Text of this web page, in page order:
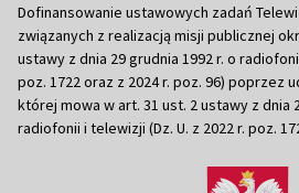
Dofinansowanie ustawowych zadań
związanych z realizacją misji publicznej
ustawy z dnia 29 grudnia 1992 r. o
poz. 1722 oraz z 2024 r. poz. 96) poprzez
której mowa w art. 31 ust. 2 ustawy z dnia
radiofonii i telewizji (Dz. U. z 2022 r. poz.